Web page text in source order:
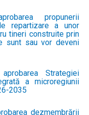
propunerii
repartizare a unor
tineri construite prin
sunt sau vor deveni
Strategiei
a microregiunii
2035
dezmembrării